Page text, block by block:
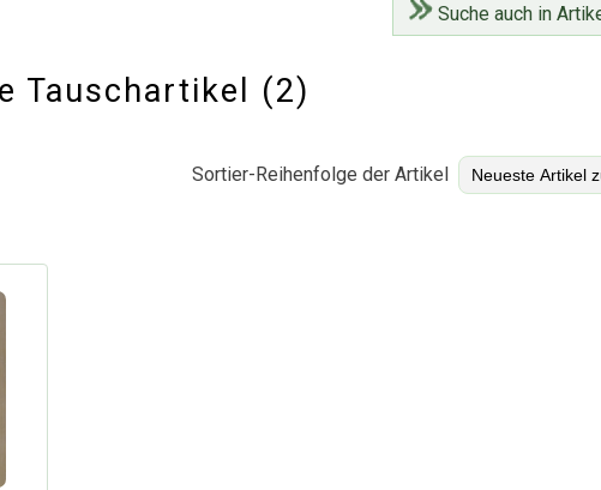
Suche auch in
Tauschartikel (2)
Sortier-Reihenfolge der Artikel